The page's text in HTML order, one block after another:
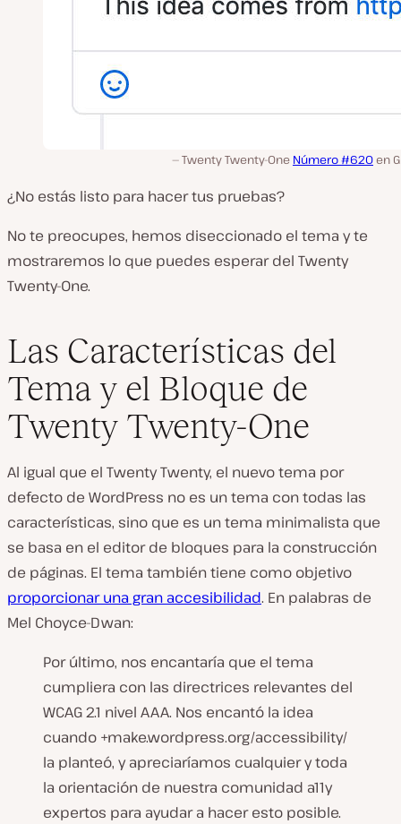
Twenty Twenty-One Número #620en
¿No estás listo para hacer tus pruebas?
No te preocupes, hemos diseccionado el tema y te
mostraremos lo que puedes esperar del Twenty
Twenty-One.
Las Características del
Tema y el Bloque de
Twenty Twenty-One
Al igual que el Twenty Twenty, el nuevo tema por
defecto de WordPress no es un tema con todas las
características, sino que es un tema minimalista que
se basa en el editor de bloques para la construcción
de páginas. El tema también tiene como objetivo
proporcionar una gran accesibilidad. En palabras de
Mel Choyce-Dwan:
Por último, nos encantaría que el tema
cumpliera con las directrices relevantes del
WCAG 2.1 nivel AAA. Nos encantó la idea
cuando +make.wordpress.org/accessibility/
la planteó, y apreciaríamos cualquier y toda
la orientación de nuestra comunidad a11y
expertos para ayudar a hacer esto posible.